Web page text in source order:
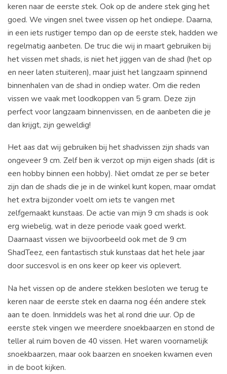
keren naar de eerste stek. Ook op de andere stek ging het
goed. We vingen snel twee vissen op het ondiepe. Daarna,
in een iets rustiger tempo dan op de eerste stek, hadden we
regelmatig aanbeten. De truc die wij in maart gebruiken bij
het vissen met shads, is niet het jiggen van de shad (het op
en neer laten stuiteren), maar juist het langzaam spinnend
binnenhalen van de shad in ondiep water. Om die reden
vissen we vaak met loodkoppen van 5 gram. Deze zijn
perfect voor langzaam binnenvissen, en de aanbeten die je
dan krijgt, zijn geweldig!
Het aas dat wij gebruiken bij het shadvissen zijn shads van
ongeveer 9 cm. Zelf ben ik verzot op mijn eigen shads (dit is
een hobby binnen een hobby). Niet omdat ze per se beter
zijn dan de shads die je in de winkel kunt kopen, maar omdat
het extra bijzonder voelt om iets te vangen met
zelfgemaakt kunstaas. De actie van mijn 9 cm shads is ook
erg wiebelig, wat in deze periode vaak goed werkt.
Daarnaast vissen we bijvoorbeeld ook met de 9 cm
ShadTeez, een fantastisch stuk kunstaas dat het hele jaar
door succesvol is en ons keer op keer vis oplevert.
Na het vissen op de andere stekken besloten we terug te
keren naar de eerste stek en daarna nog één andere stek
aan te doen. Inmiddels was het al rond drie uur. Op de
eerste stek vingen we meerdere snoekbaarzen en stond de
teller al ruim boven de 40 vissen. Het waren voornamelijk
snoekbaarzen, maar ook baarzen en snoeken kwamen even
in de boot kijken.